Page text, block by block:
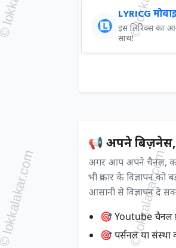
LYRICG
इस लिरिक्स का
साथ!
📢 अपने बिज़नेस,
अगर आप अपने चैनल, कला
भी प्रकार के विज्ञापन
आसानी से विज्ञापन दे
🎯 Youtube चैनल
🎯 पर्सनल या संस्था